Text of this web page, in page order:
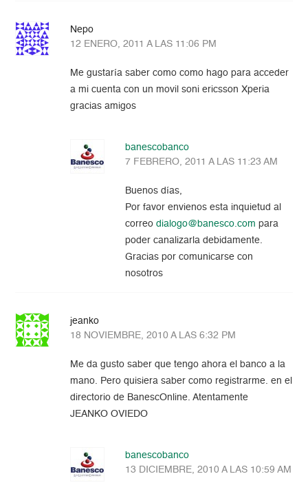
Nepo
12 ENERO, 2011 A LAS 11:06 PM
Me gustaría saber como como hago para acceder
a mi cuenta con un movil soni ericsson Xperia
gracias amigos
banescobanco
7 FEBRERO, 2011 A LAS 11:23 AM
Buenos días,
Por favor envienos esta inquietud al
correodialogo@banesco.com para
poder canalizarla debidamente.
Gracias por comunicarse con
nosotros
jeanko
18 NOVIEMBRE, 2010 A LAS 6:32 PM
Me da gusto saber que tengo ahora el banco a la
mano. Pero quisiera saber como registrarme. en el
directorio de BanescOnline. Atentamente
JEANKO OVIEDO
banescobanco
13 DICIEMBRE, 2010 A LAS 10:59 AM